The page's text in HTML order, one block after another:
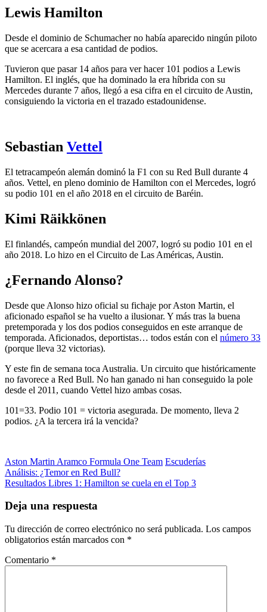
Lewis Hamilton
Desde el dominio de Schumacher no había aparecido ningún piloto
que se acercara a esa cantidad de podios.
Tuvieron que pasar 14 años para ver hacer 101 podios a Lewis
Hamilton. El inglés, que ha dominado la era híbrida con su
Mercedes durante 7 años, llegó a esa cifra en el circuito de Austin,
consiguiendo la victoria en el trazado estadounidense.
Sebastian Vettel
El tetracampeón alemán dominó la F1 con su Red Bull durante 4
años. Vettel, en pleno dominio de Hamilton con el Mercedes, logró
su podio 101 en el año 2018 en el circuito de Baréin.
Kimi Räikkönen
El finlandés, campeón mundial del 2007, logró su podio 101 en el
año 2018. Lo hizo en el Circuito de Las Américas, Austin.
¿Fernando Alonso?
Desde que Alonso hizo oficial su fichaje por Aston Martin, el
aficionado español se ha vuelto a ilusionar. Y más tras la buena
pretemporada y los dos podios conseguidos en este arranque de
temporada. Aficionados, deportistas… todos están con el número 33
(porque lleva 32 victorias).
Y este fin de semana toca Australia. Un circuito que históricamente
no favorece a Red Bull. No han ganado ni han conseguido la pole
desde el 2011, cuando Vettel hizo ambas cosas.
101=33. Podio 101 = victoria asegurada. De momento, lleva 2
podios. ¿A la tercera irá la vencida?
Categorías
Aston Martin Aramco Formula One Team Escuderías
Navegación
de
entradas
Anterior
Análisis: ¿Temor en Red Bull?
Siguiente
Resultados Libres 1: Hamilton se cuela en el Top 3
Deja una respuesta
Tu dirección de correo electrónico no será publicada. Los campos
obligatorios están marcados con *
Comentario *